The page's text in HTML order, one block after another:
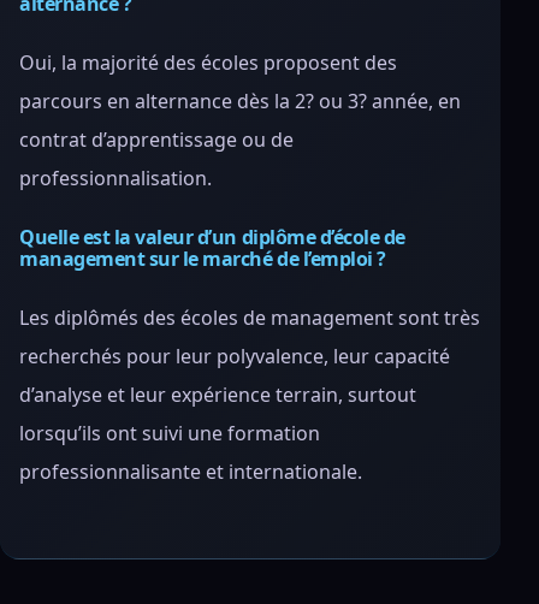
Oui, la majorité des écoles proposent des
parcours en alternance dès la 2? ou 3? année, en
contrat d’apprentissage ou de
professionnalisation.
Quelle est la valeur d’un diplôme d’école de
management sur le marché de l’emploi ?
Les diplômés des écoles de management sont très
recherchés pour leur polyvalence, leur capacité
d’analyse et leur expérience terrain, surtout
lorsqu’ils ont suivi une formation
professionnalisante et internationale.